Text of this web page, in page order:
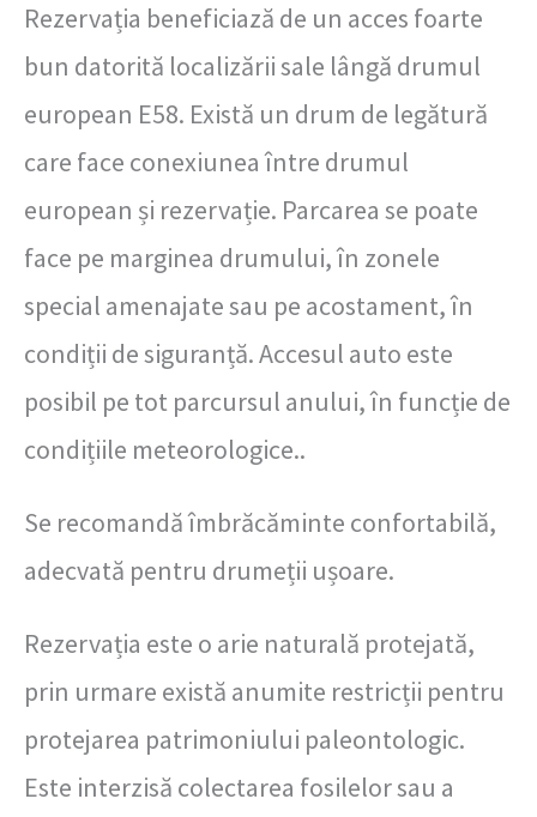
Rezervația beneficiază de un acces foarte
bun datorită localizării sale lângă drumul
european E58. Există un drum de legătură
care face conexiunea între drumul
european și rezervație. Parcarea se poate
face pe marginea drumului, în zonele
special amenajate sau pe acostament, în
condiții de siguranță. Accesul auto este
posibil pe tot parcursul anului, în funcție de
condițiile meteorologice..
Se recomandă îmbrăcăminte confortabilă,
adecvată pentru drumeții ușoare.
Rezervația este o arie naturală protejată,
prin urmare există anumite restricții pentru
protejarea patrimoniului paleontologic.
Este interzisă colectarea fosilelor sau a